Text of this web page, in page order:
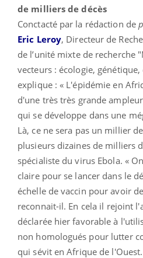
de milliers de décès
Conctacté par la rédaction de
Eric Leroy, Directeur de
de l’unité mixte de recherche
vecteurs : écologie,
explique : « L'épidémie en
d'une très très grande
qui se développe dans une
Là, ce ne sera pas un millier
plusieurs dizaines de milliers
spécialiste du virus Ebola. «
claire pour se lancer dans le
échelle de vaccin pour avoir
reconnait-il. En cela il rejoint
déclarée hier favorable à
non homologués pour lutter
qui sévit en Afrique de l'Ouest.